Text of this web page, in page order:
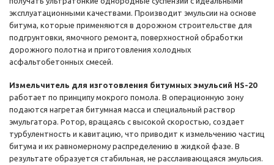
эксплуатационными качествами. Производит эмульсии на основе
битума, которые применяются в дорожном строительстве для
подгрунтовки, ямочного ремонта, поверхностной обработки
дорожного полотна и приготовления холодных
асфальтобетонных смесей.
Измельчитель для изготовления битумных эмульсий HS-20
работает по принципу мокрого помола. В операционную зону
подаются нагретая битумная масса и специальный раствор
эмульгатора. Ротор, вращаясь с высокой скоростью, создает
турбулентность и кавитацию, что приводит к измельчению частиц
битума и их равномерному распределению в жидкой фазе. В
результате образуется стабильная, не расслаивающаяся эмульсия.